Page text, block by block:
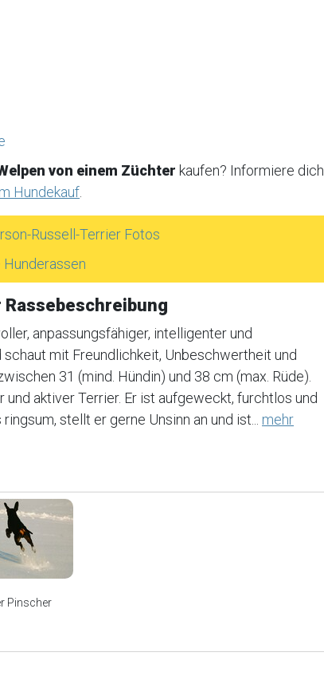
von einem Züchter kaufen? Informiere dich
Hundekauf
Russell-Terrier Fotos
Hunderassen
anpassungsfähiger, intelligenter und
mit Freundlichkeit, Unbeschwertheit und
31 (mind. Hündin) und 38 cm (max. Rüde).
aktiver Terrier. Er ist aufgeweckt, furchtlos und
stellt er gerne Unsinn an und ist... mehr
Pinscher